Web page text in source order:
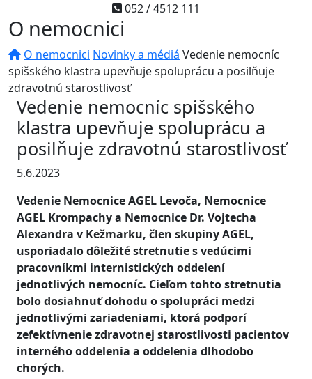
052 / 4512 111
O nemocnici
O nemocnici Novinky a médiá Vedenie nemocníc
spišského klastra upevňuje spoluprácu a posilňuje
zdravotnú starostlivosť
Vedenie nemocníc spišského
klastra upevňuje spoluprácu a
posilňuje zdravotnú starostlivosť
5.6.2023
Vedenie Nemocnice AGEL Levoča, Nemocnice
AGEL Krompachy a Nemocnice Dr. Vojtecha
Alexandra v Kežmarku, člen skupiny AGEL,
usporiadalo dôležité stretnutie s vedúcimi
pracovníkmi internistických oddelení
jednotlivých nemocníc. Cieľom tohto stretnutia
bolo dosiahnuť dohodu o spolupráci medzi
jednotlivými zariadeniami, ktorá podporí
zefektívnenie zdravotnej starostlivosti pacientov
interného oddelenia a oddelenia dlhodobo
chorých.